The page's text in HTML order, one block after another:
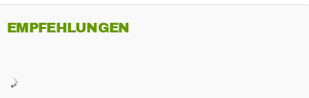
EMPFEHLUNGEN